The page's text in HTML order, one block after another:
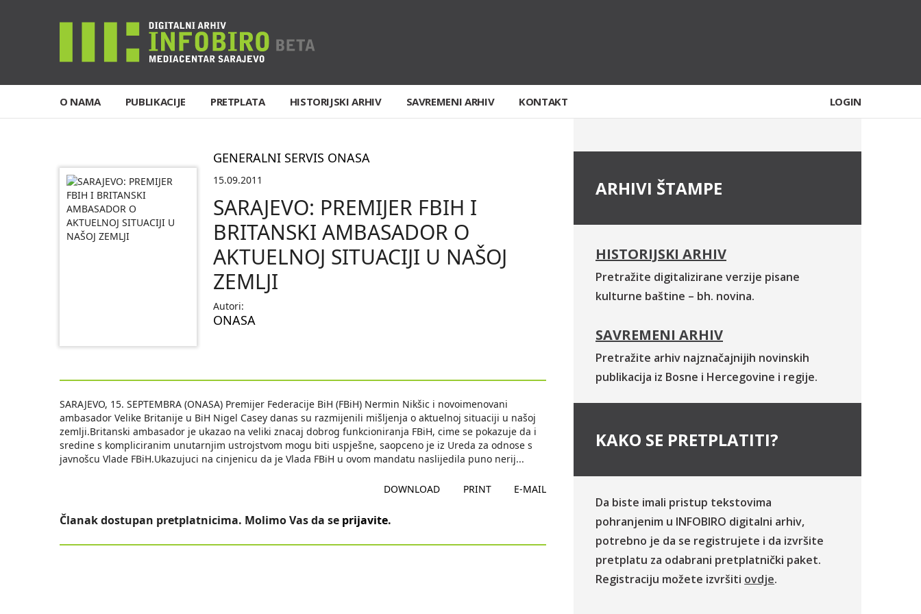
O NAMA PUBLIKACIJE PRETPLATA HISTORIJSKI ARHIV SAVREMENI ARHIV KONTAKT LOGIN
GENERALNI SERVIS ONASA
15.09.2011
SARAJEVO: PREMIJER FBIH I
BRITANSKI AMBASADOR O
AKTUELNOJ SITUACIJI U NAŠOJ
ZEMLJI
Autori:
ONASA
SARAJEVO, 15. SEPTEMBRA (ONASA) Premijer Federacije BiH (FBiH) Nermin Nikšic i novoimenovani
ambasador Velike Britanije u BiH Nigel Casey danas su razmijenili mišljenja o aktuelnoj situaciji u našoj
zemlji.Britanski ambasador je ukazao na veliki znacaj dobrog funkcioniranja FBiH, cime se pokazuje da i
sredine s kompliciranim unutarnjim ustrojstvom mogu biti uspješne, saopceno je iz Ureda za odnose s
javnošcu Vlade FBiH.Ukazujuci na cinjenicu da je Vlada FBiH u ovom mandatu naslijedila puno nerij...
DOWNLOAD PRINT E-MAIL
Članak dostupan pretplatnicima. Molimo Vas da se prijavite.
ARHIVI ŠTAMPE
HISTORIJSKI ARHIV
Pretražite digitalizirane verzije pisane
kulturne baštine – bh. novina.
SAVREMENI ARHIV
Pretražite arhiv najznačajnijih novinskih
publikacija iz Bosne i Hercegovine i regije.
KAKO SE PRETPLATITI?
Da biste imali pristup tekstovima
pohranjenim u INFOBIRO digitalni arhiv,
potrebno je da se registrujete i da izvršite
pretplatu za odabrani pretplatnički paket.
Registraciju možete izvršiti ovdje.